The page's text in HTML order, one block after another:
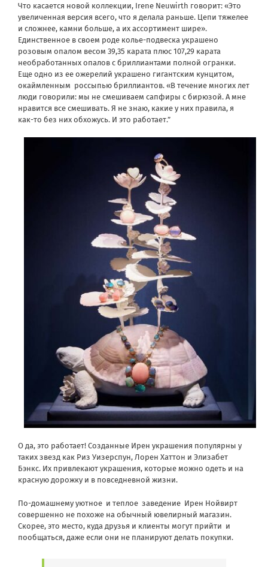
Что касается новой коллекции, Irene Neuwirth говорит: «Это
увеличенная версия всего, что я делала раньше. Цепи тяжелее
и сложнее, камни больше, а их ассортимент шире».
Единственное в своем роде колье-подвеска украшено
розовым опалом весом 39,35 карата плюс 107,29 карата
необработанных опалов с бриллиантами полной огранки.
Еще одно из ее ожерелий украшено гигантским кунцитом,
окаймленным россыпью бриллиантов. «В течение многих лет
люди говорили: мы не смешиваем сапфиры с бирюзой. А мне
нравится все смешивать. Я не знаю, какие у них правила, я
как-то без них обхожусь. И это работает.”
О да, это работает! Созданные Ирен украшения популярны у
таких звезд как Риз Уизерспун, Лорен Хаттон и Элизабет
Бэнкс. Их привлекают украшения, которые можно одеть и на
красную дорожку и в повседневной жизни.
По-домашнему уютное и теплое заведение Ирен Нойвирт
совершенно не похоже на обычный ювелирный магазин.
Скорее, это место, куда друзья и клиенты могут прийти и
пообщаться, даже если они не планируют делать покупки.